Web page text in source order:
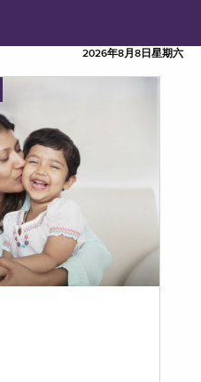
2026年8月8日星期六